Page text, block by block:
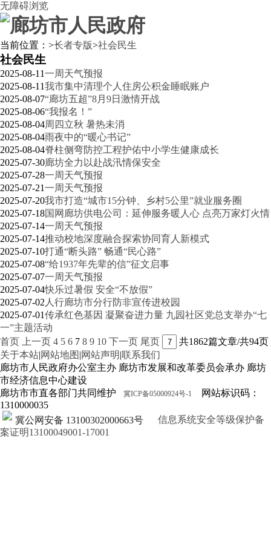
无障碍浏览
当前位置： >长者专版>社会民生
社会民生
2025-08-11一周天气预报
2025-08-11我市集中清理个人住房公积金睡眠账户
2025-08-07“廊坊五超”8月9日激情开战
2025-08-06“我报名！”
2025-08-04周四立秋 暑热未消
2025-08-04雨夜中的“暖心书记”
2025-08-04脊柱侧弯防控工程护佑中小学生健康成长
2025-07-30廊坊全力以赴战汛情保安全
2025-07-28一周天气预报
2025-07-21一周天气预报
2025-07-20我市打造“城市15分钟、乡村5公里”就业服务圈
2025-07-18国网廊坊供电公司：延伸服务暖人心 点亮万家灯火情
2025-07-14一周天气预报
2025-07-14推动校地深度融合探索协同育人新模式
2025-07-10打通“断头路” 畅通“民心路”
2025-07-08“给1937年先辈的信”征文启事
2025-07-07一周天气预报
2025-07-04快乐过暑假 安全“不放假”
2025-07-02 人行廊坊市分行防非宣传进校园
2025-07-01传承红色基因 凝聚奋进力量 九园社区党总支举办“七
一”主题活动
首页
上一页 4 5 6 7 8 9 10 下一页 尾页
共1862篇文章/共94页
关于本站|网站地图 |网站声明|联系我们
廊坊市人民政府办公室主办 廊坊市发展和改革委员会承办 廊坊
市经济信息中心建设
廊坊市市直各部门共同维护
冀ICP备05000924号-1
网站标识码：
1310000035
冀公网安备 13100302000663号
信息系统安全等级保护备
案证明13100049001-17001